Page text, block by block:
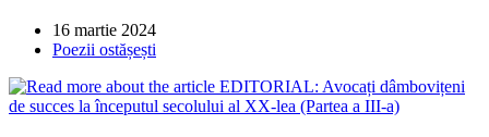
Post
published:
16 martie 2024
Post
Poezii ostășești